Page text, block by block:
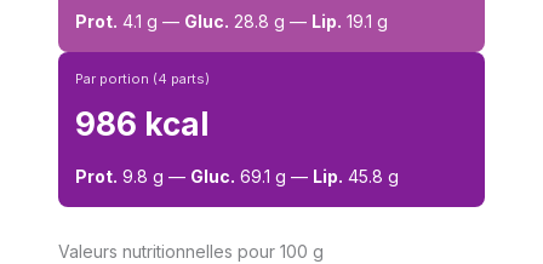
Prot. 4.1 g — Gluc. 28.8 g — Lip. 19.1 g
Par portion (4 parts)
986 kcal
Prot. 9.8 g — Gluc. 69.1 g — Lip. 45.8 g
Valeurs nutritionnelles pour 100 g